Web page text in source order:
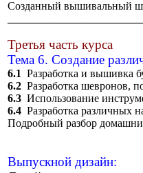
Созданный вышивальный
Третья часть курса
Тема 6. Создание
6.1 Разработка и вышивка
6.2 Разработка шевронов,
6.3 Использование
6.4 Разработка различных
Подробный разбор
Выпускной дизайн: